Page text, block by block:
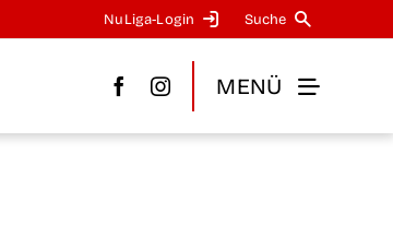
NuLi­­ga-Log­in Suche
MENÜ